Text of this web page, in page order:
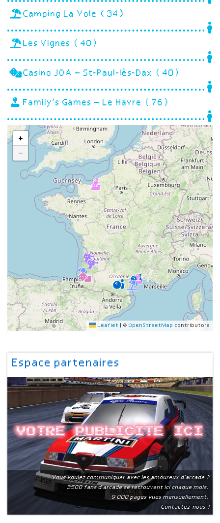
Camping La Yole (34)
Les Vignes (40)
Casino JOA – St-Paul-lès-Dax (40)
Family’s Games – Le Havre (76)
+
−
Leaflet © OpenStreetMap contributors
Espace partenaires
Votre publicite ici
Vous voulez communiquer avec les amoureux d'arcade ?
3500 fans d'arcade se retrouvent ici chaque mois.
9 000 pages vues mensuellement.
Contactez-nous !